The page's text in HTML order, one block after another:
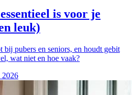
is voor je
leuk)
bij pubers en seniors, en houdt gebit
wat niet en hoe vaak?
2026